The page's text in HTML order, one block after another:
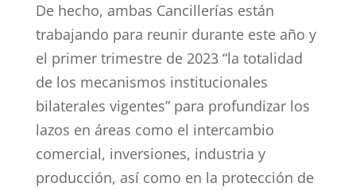
De hecho, ambas Cancillerías están
trabajando para reunir durante este año y
el primer trimestre de 2023 “la totalidad
de los mecanismos institucionales
bilaterales vigentes” para profundizar los
lazos en áreas como el intercambio
comercial, inversiones, industria y
producción, así como en la protección de